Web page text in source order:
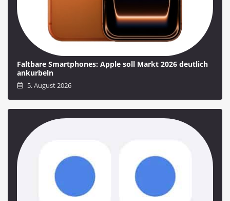
Faltbare Smartphones: Apple soll Markt 2026 deutlich
ankurbeln
5. August 2026